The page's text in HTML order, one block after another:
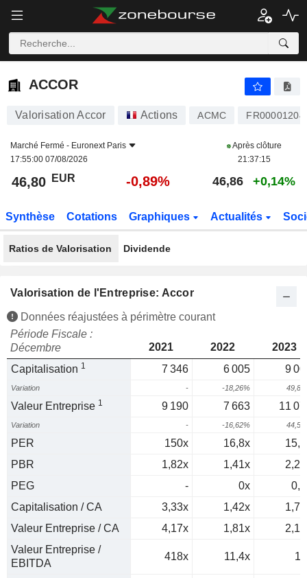
ACCOR
ACCOR
Valorisation Accor Actions ACMC
Marché Fermé - Euronext Paris
17:55:00 07/08/2026
Après clôture
21:37:15
46,80 EUR -0,89% 46,86 +0,14%
Synthèse Cotations Graphiques Actualités
Ratios de Valorisation Dividende
Valorisation de l'Entreprise: Accor
Données réajustées à périmètre courant
Période Fiscale :
Décembre
2021 2022
2023
Capitalisation 1 7 346 6 005 9
Variation - -18,26%
Valeur Entreprise 1 9 190 7 663 11
Variation - -16,62%
PER 150x 16,8x
PBR
1,82x 1,41x
PEG
- 0x
Capitalisation / CA
3,33x 1,42x
Valeur Entreprise / CA
4,17x 1,81x
Valeur Entreprise /
EBITDA
418x 11,4x